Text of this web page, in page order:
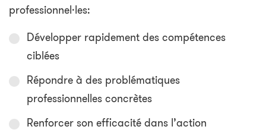
professionnel·les:
Développer rapidement des compétences
ciblées
Répondre à des problématiques
professionnelles concrètes
Renforcer son efficacité dans l’action